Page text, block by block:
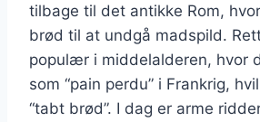
tilbage til det antikke Rom,
brød til at undgå madspild.
populær i middelalderen, hvor
som “pain perdu” i Frankrig,
“tabt brød”. I dag er arme